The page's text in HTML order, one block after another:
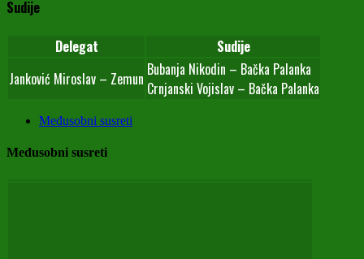
Sudije
Delegat
Sudije
Janković Miroslav – Zemun Bubanja Nikodin – Bačka Palanka
Crnjanski Vojislav – Bačka Palanka
Međusobni susreti
Međusobni susreti